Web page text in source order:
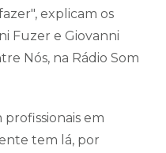
explicam os
Fuzer e Giovanni
Nós, na Rádio Som
profissionais em
tem lá, por